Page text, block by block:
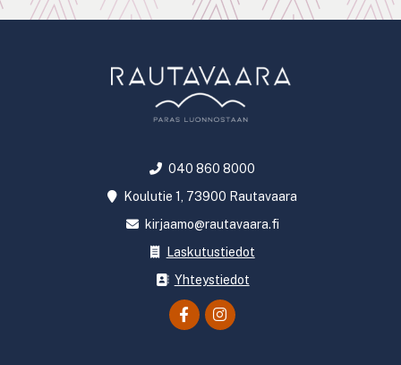
040 860 8000
Koulutie 1, 73900 Rautavaara
kirjaamo@rautavaara.fi
Laskutustiedot
Yhteystiedot